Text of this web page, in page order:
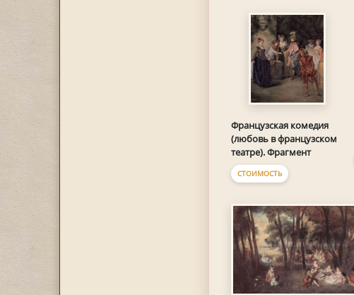
Французская комедия
(любовь в французском
театре). Фрагмент
СТОИМОСТЬ